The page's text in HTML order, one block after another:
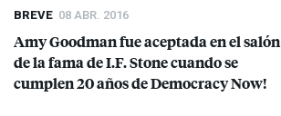
BREVE 08 ABR. 2016
Amy Goodman fue aceptada en el salón
de la fama de I.F. Stone cuando se
cumplen 20 años de Democracy Now!